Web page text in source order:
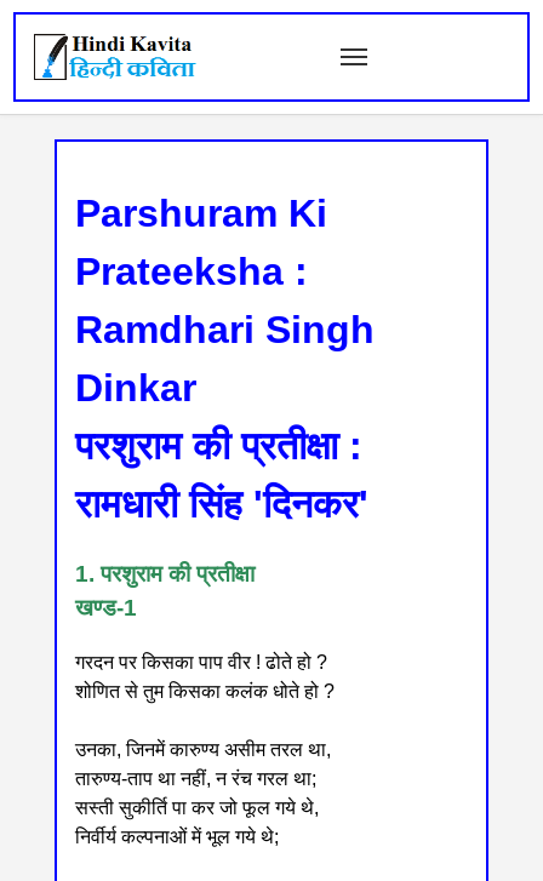
Parshuram Ki
Prateeksha :
Ramdhari Singh
Dinkar
परशुराम की प्रतीक्षा :
रामधारी सिंह 'दिनकर'
1. परशुराम की प्रतीक्षा
खण्ड-1
गरदन पर किसका पाप वीर ! ढोते हो ?
शोणित से तुम किसका कलंक धोते हो ?
उनका, जिनमें कारुण्य असीम तरल था,
तारुण्य-ताप था नहीं, न रंच गरल था;
सस्ती सुकीर्ति पा कर जो फूल गये थे,
निर्वीर्य कल्पनाओं में भूल गये थे;